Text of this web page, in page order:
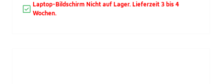
Laptop-Bildschirm Nicht auf Lager. Lieferzeit 3 ​​bis 4
Wochen.